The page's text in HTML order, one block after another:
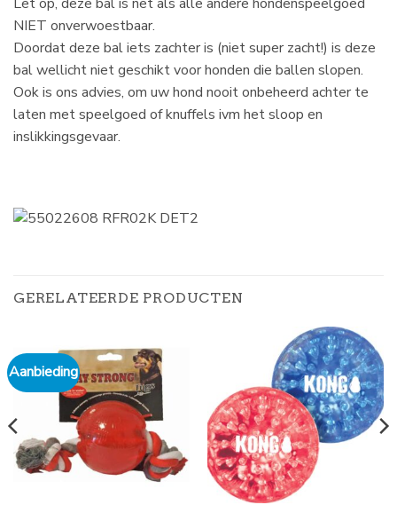
NIET onverwoestbaar.
Doordat deze bal iets zachter is (niet super zacht!) is deze
bal wellicht niet geschikt voor honden die ballen slopen.
Ook is ons advies, om uw hond nooit onbeheerd achter te
laten met speelgoed of knuffels ivm het sloop en
inslikkingsgevaar.
GERELATEERDE PRODUCTEN
Aanbieding